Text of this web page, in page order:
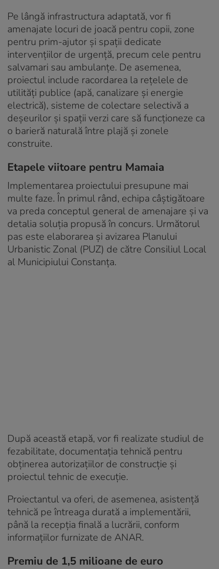
Pe lângă infrastructura adaptată, vor fi
amenajate locuri de joacă pentru copii, zone
pentru prim-ajutor şi spaţii dedicate
intervenţiilor de urgenţă, precum cele pentru
salvamari sau ambulanţe. De asemenea,
proiectul include racordarea la reţelele de
utilităţi publice (apă, canalizare şi energie
electrică), sisteme de colectare selectivă a
deşeurilor şi spaţii verzi care să funcţioneze ca
o barieră naturală între plajă şi zonele
construite.
Etapele viitoare pentru Mamaia
Implementarea proiectului presupune mai
multe faze. În primul rând, echipa câştigătoare
va preda conceptul general de amenajare şi va
detalia soluţia propusă în concurs. Următorul
pas este elaborarea şi avizarea Planului
Urbanistic Zonal (PUZ) de către Consiliul Local
al Municipiului Constanţa.
După această etapă, vor fi realizate studiul de
fezabilitate, documentaţia tehnică pentru
obţinerea autorizaţiilor de construcţie şi
proiectul tehnic de execuţie.
Proiectantul va oferi, de asemenea, asistenţă
tehnică pe întreaga durată a implementării,
până la recepţia finală a lucrării, conform
informaţiilor furnizate de ANAR.
Premiu de 1,5 milioane de euro